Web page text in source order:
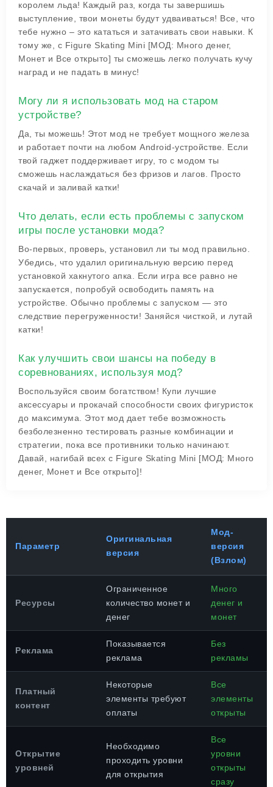
королем льда! Каждый раз, когда ты завершишь
выступление, твои монеты будут удваиваться! Все, что
тебе нужно – это кататься и затачивать свои навыки. К
тому же, с Figure Skating Mini [МОД: Много денег,
Монет и Все открыто] ты сможешь легко получать кучу
наград и не падать в минус!
Могу ли я использовать мод на старом
устройстве?
Да, ты можешь! Этот мод не требует мощного железа
и работает почти на любом Android-устройстве. Если
твой гаджет поддерживает игру, то с модом ты
сможешь наслаждаться без фризов и лагов. Просто
скачай и заливай катки!
Что делать, если есть проблемы с запуском
игры после установки мода?
Во-первых, проверь, установил ли ты мод правильно.
Убедись, что удалил оригинальную версию перед
установкой хакнутого апка. Если игра все равно не
запускается, попробуй освободить память на
устройстве. Обычно проблемы с запуском — это
следствие перегруженности! Заняйся чисткой, и лутай
катки!
Как улучшить свои шансы на победу в
соревнованиях, используя мод?
Воспользуйся своим богатством! Купи лучшие
аксессуары и прокачай способности своих фигуристок
до максимума. Этот мод дает тебе возможность
безболезненно тестировать разные комбинации и
стратегии, пока все противники только начинают.
Давай, нагибай всех с Figure Skating Mini [МОД: Много
денег, Монет и Все открыто]!
Параметр
Оригинальная
версия
Мод-
версия
(Взлом)
Ресурсы
Ограниченное
количество монет и
денег
Много
денег и
монет
Реклама
Показывается
реклама
Без
рекламы
Платный
контент
Некоторые
элементы требуют
оплаты
Все
элементы
открыты
Открытие
уровней
Необходимо
проходить уровни
для открытия
Все
уровни
открыты
сразу